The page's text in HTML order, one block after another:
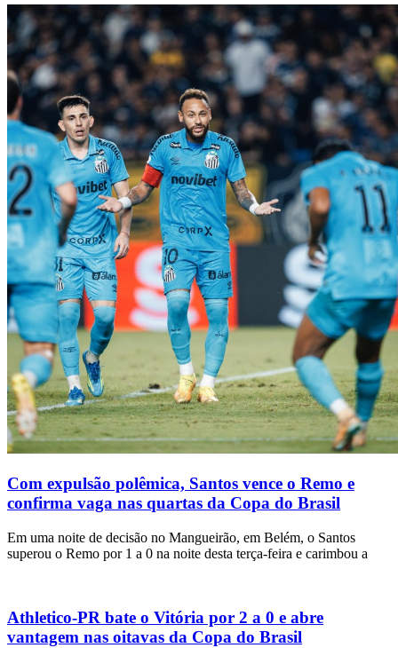
Com expulsão polêmica, Santos vence o Remo e
confirma vaga nas quartas da Copa do Brasil
Em uma noite de decisão no Mangueirão, em Belém, o Santos
superou o Remo por 1 a 0 na noite desta terça-feira e carimbou a
Athletico-PR bate o Vitória por 2 a 0 e abre
vantagem nas oitavas da Copa do Brasil